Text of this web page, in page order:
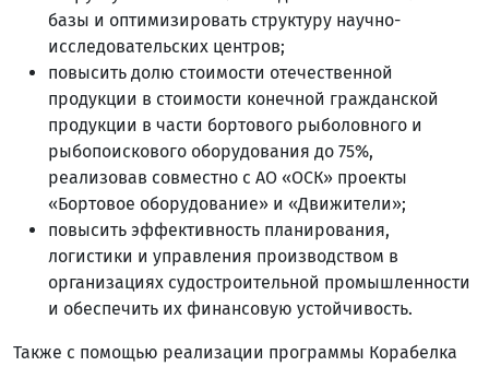
базы и оптимизировать структуру научно-
исследовательских центров;
повысить долю стоимости отечественной
продукции в стоимости конечной гражданской
продукции в части бортового рыболовного и
рыбопоискового оборудования до 75%,
реализовав совместно с АО «ОСК» проекты
«Бортовое оборудование» и «Движители»;
повысить эффективность планирования,
логистики и управления производством в
организациях судостроительной промышленности
и обеспечить их финансовую устойчивость.
Также с помощью реализации программы Корабелка